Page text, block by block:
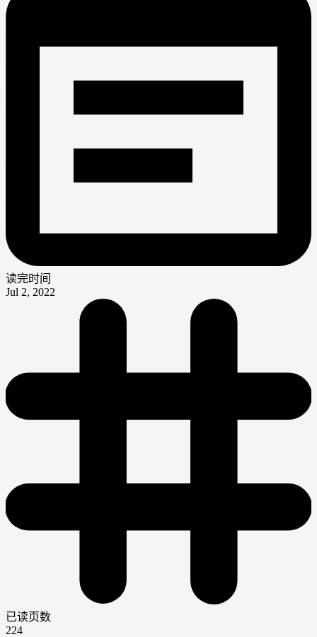
读完时间
Jul 2, 2022
已读页数
224